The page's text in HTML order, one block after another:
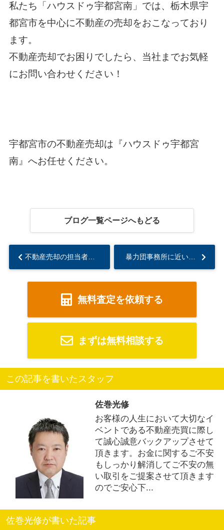
私たち「ハウスドゥ宇都宮南」では、栃木県宇
都宮市を中心に不動産の売却をおこなっており
ます。
不動産売却でお困りでしたら、当社までお気軽
にお問い合わせください！
宇都宮市の不動産売却は『ハウスドゥ宇都宮
南』へお任せください。
ブログ一覧ページへもどる
不動産売却の担当者の選び方は？担当者を見極めるポイントについてご紹介... 暴力団事務所に近い物件の売却！価格への影響や売却方法・注意点を解説...
無料査定を依頼する
まずは無料相談する
この記事を書いたスタッフ
佐巻光修
お客様の人生において大切なイ
ベントである不動産売買に際し
て誠心誠意バックアップさせて
頂きます。お金に関するご不安
もしっかり解消してご不安の無
い取引をご提案させて頂きます
のでご安心下...
佐巻光修が書いた記事